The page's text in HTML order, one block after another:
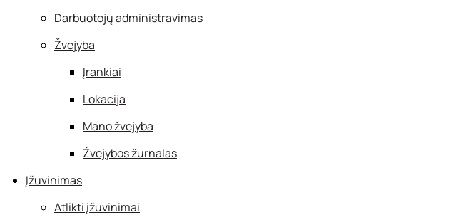
Darbuotojų administravimas
Žvejyba
Įrankiai
Lokacija
Mano žvejyba
Žvejybos žurnalas
Įžuvinimas
Atlikti įžuvinimai